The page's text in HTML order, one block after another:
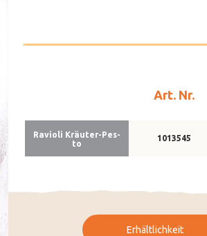
Art. Nr.
Ra­vio­li Kräu­ter-Pes­
to
1013545
Erhältlichkeit